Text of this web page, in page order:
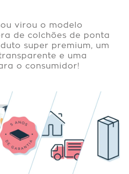
virou o modelo
de colchões de ponta
super premium, um
e uma
o consumidor!